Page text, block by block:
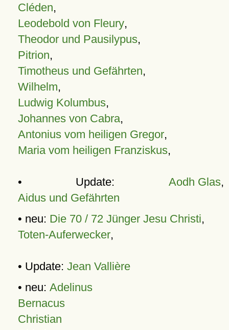
Cléden,
Leodebold von Fleury,
Theodor und Pausilypus,
Pitrion,
Timotheus und Gefährten,
Wilhelm,
Ludwig Kolumbus,
Johannes von Cabra,
Antonius vom heiligen Gregor,
Maria vom heiligen Franziskus,
• Update: Aodh Glas,
Aidus und Gefährten
• neu: Die 70 / 72 Jünger Jesu Christi,
Toten-Auferwecker,
• Update: Jean Vallière
• neu: Adelinus
Bernacus
Christian